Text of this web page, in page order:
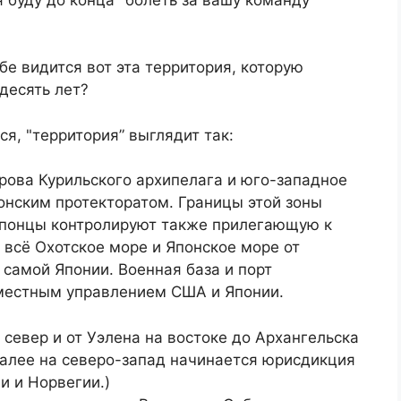
видится вот эта территория, которую
лет?
"территория” выглядит так:
Курильского архипелага и юго-западное
протекторатом. Границы этой зоны
контролируют также прилегающую к
Охотское море и Японское море от
Японии. Военная база и порт
управлением США и Японии.
и от Уэлена на востоке до Архангельска
на северо-запад начинается юрисдикция
и Норвегии.)